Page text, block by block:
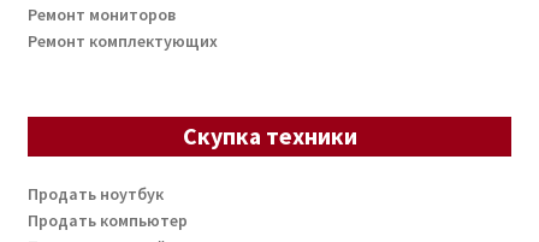
Ремонт мониторов
Ремонт комплектующих
Скупка техники
Продать ноутбук
Продать компьютер